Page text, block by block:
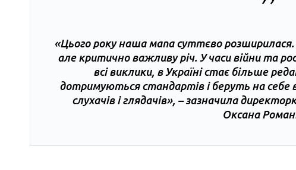
«Цього року наша мапа суттєво розширилася.
але критично важливу річ. У часи війни та
всі виклики, в Україні стає більше
дотримуються стандартів і беруть на себе
слухачів і глядачів», – зазначила
Оксана